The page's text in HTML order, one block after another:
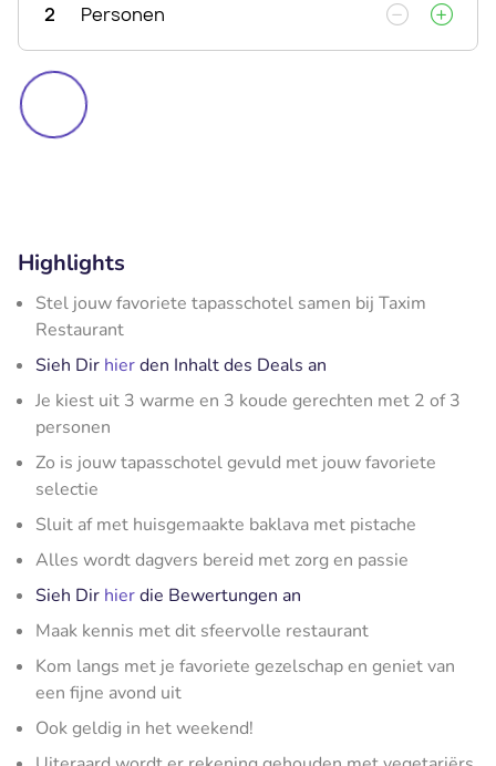
2 Personen
Highlights
Stel jouw favoriete tapasschotel samen bij Taxim
Restaurant
Sieh Dir hierden Inhalt des Deals an
Je kiest uit 3 warme en 3 koude gerechten met 2 of 3
personen
Zo is jouw tapasschotel gevuld met jouw favoriete
selectie
Sluit af met huisgemaakte baklava met pistache
Alles wordt dagvers bereid met zorg en passie
Sieh Dir hierdie Bewertungen an
Maak kennis met dit sfeervolle restaurant
Kom langs met je favoriete gezelschap en geniet van
een fijne avond uit
Ook geldig in het weekend!